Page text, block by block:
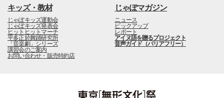
キッズ・教材
じゃぽキッズ運動会
じゃぽキッズ発表会
ヒットヒットマーチ
平多正於舞踊研究所
「音楽劇」シリーズ
講習会のご案内
お問い合わせ・販売特約店
じゃぽマガジン
ニュース
ピックアップ
レポート
アイヌ語を贈るプロジェクト
音声ガイド（バリアフリー）